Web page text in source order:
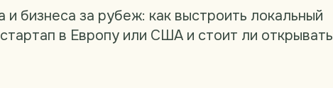
и бизнеса за рубеж: как выстроить локальный
в Европу или США и стоит ли открывать